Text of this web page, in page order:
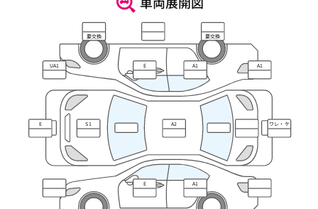
要交換 要交換
UA1 E A1 A1
E S1 A2 ワレ・ケ
ズレ
E A1